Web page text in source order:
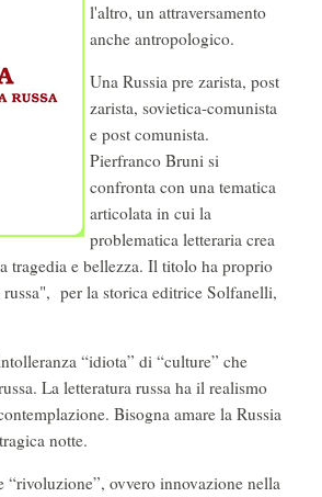
l'altro, un attraversamento
anche antropologico.
Una Russia pre zarista, post
zarista, sovietica-comunista
e post comunista.
Pierfranco Bruni si
confronta con una tematica
articolata in cui la
problematica letteraria crea
tragedia e bellezza. Il titolo ha proprio
per la storica editrice Solfanelli,
“idiota” di “culture” che
La letteratura russa ha il realismo
Bisogna amare la Russia
notte.
“rivoluzione”, ovvero innovazione nella